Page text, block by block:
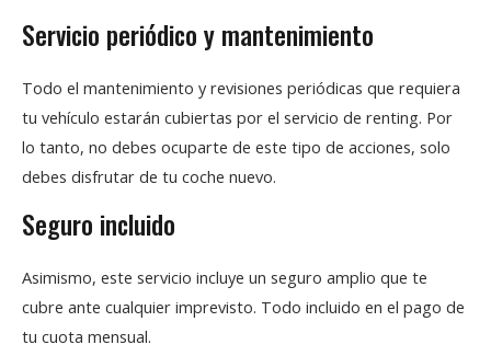
Servicio periódico y mantenimiento
Todo el mantenimiento y revisiones periódicas que requiera
tu vehículo estarán cubiertas por el servicio de renting. Por
lo tanto, no debes ocuparte de este tipo de acciones, solo
debes disfrutar de tu coche nuevo.
Seguro incluido
Asimismo, este servicio incluye un seguro amplio que te
cubre ante cualquier imprevisto. Todo incluido en el pago de
tu cuota mensual.